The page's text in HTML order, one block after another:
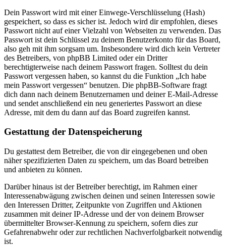
Dein Passwort wird mit einer Einwege-Verschlüsselung (Hash)
gespeichert, so dass es sicher ist. Jedoch wird dir empfohlen, dieses
Passwort nicht auf einer Vielzahl von Webseiten zu verwenden. Das
Passwort ist dein Schlüssel zu deinem Benutzerkonto für das Board,
also geh mit ihm sorgsam um. Insbesondere wird dich kein Vertreter
des Betreibers, von phpBB Limited oder ein Dritter
berechtigterweise nach deinem Passwort fragen. Solltest du dein
Passwort vergessen haben, so kannst du die Funktion „Ich habe
mein Passwort vergessen“ benutzen. Die phpBB-Software fragt
dich dann nach deinem Benutzernamen und deiner E-Mail-Adresse
und sendet anschließend ein neu generiertes Passwort an diese
Adresse, mit dem du dann auf das Board zugreifen kannst.
Gestattung der Datenspeicherung
Du gestattest dem Betreiber, die von dir eingegebenen und oben
näher spezifizierten Daten zu speichern, um das Board betreiben
und anbieten zu können.
Darüber hinaus ist der Betreiber berechtigt, im Rahmen einer
Interessenabwägung zwischen deinen und seinen Interessen sowie
den Interessen Dritter, Zeitpunkte von Zugriffen und Aktionen
zusammen mit deiner IP-Adresse und der von deinem Browser
übermittelter Browser-Kennung zu speichern, sofern dies zur
Gefahrenabwehr oder zur rechtlichen Nachverfolgbarkeit notwendig
ist.